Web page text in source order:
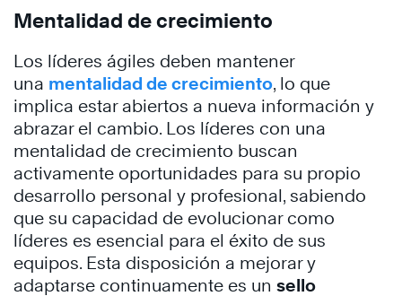
Mentalidad de crecimiento
Los líderes ágiles deben mantener
una mentalidad de crecimiento, lo que
implica estar abiertos a nueva información y
abrazar el cambio. Los líderes con una
mentalidad de crecimiento buscan
activamente oportunidades para su propio
desarrollo personal y profesional, sabiendo
que su capacidad de evolucionar como
líderes es esencial para el éxito de sus
equipos. Esta disposición a mejorar y
adaptarse continuamente es un sello